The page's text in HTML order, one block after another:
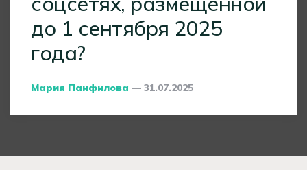
до 1 сентября 2025
года?
Posted
Мария Панфилова 31.07.2025